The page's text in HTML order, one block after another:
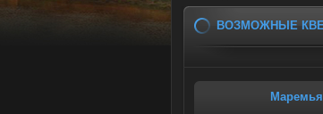
ВОЗМОЖНЫЕ